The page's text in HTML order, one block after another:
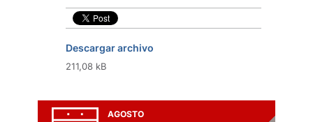
Descargar archivo
211,08 kB
AGOSTO